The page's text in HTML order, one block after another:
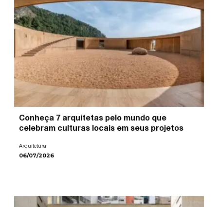
Conheça 7 arquitetas pelo mundo que
celebram culturas locais em seus projetos
Arquitetura
06/07/2026